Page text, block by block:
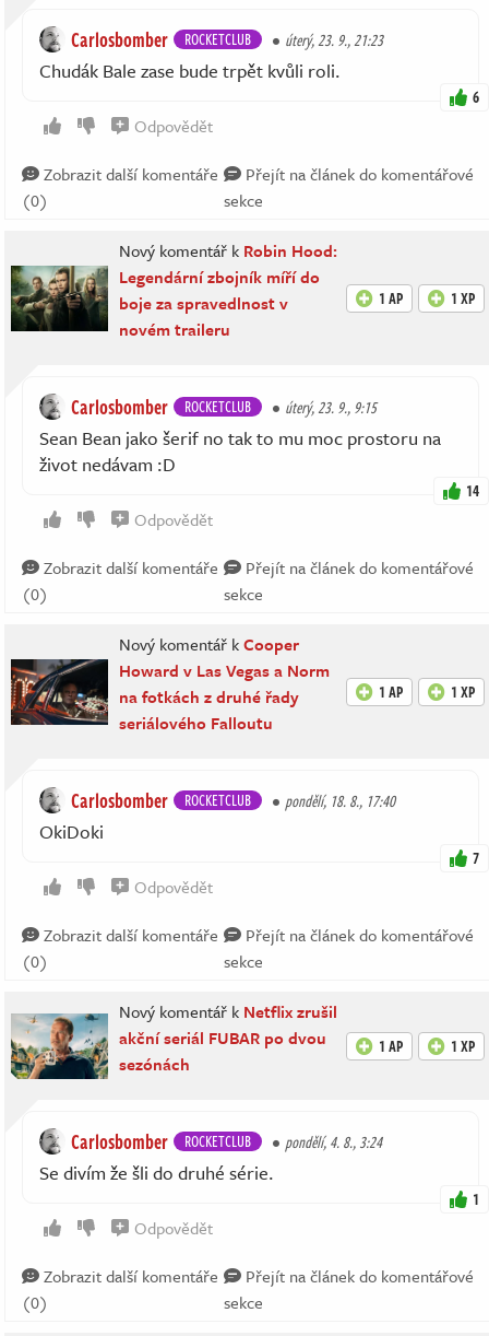
Carlosbomber ROCKETCLUB úterý, 23. 9., 21:23
Chudák Bale zase bude trpět kvůli roli.
6
Odpovědět
Zobrazit další komentáře
(0)
Přejít na článek do komentářové
sekce
Nový komentář k Robin Hood:
Legendární zbojník míří do
boje za spravedlnost v
novém traileru
1 AP 1 XP
Carlosbomber ROCKETCLUB úterý, 23. 9., 9:15
Sean Bean jako šerif no tak to mu moc prostoru na
život nedávam :D
14
Odpovědět
Zobrazit další komentáře
(0)
Přejít na článek do komentářové
sekce
Nový komentář kCooper
Howard v Las Vegas a Norm
na fotkách z druhé řady
seriálového Falloutu
1 AP 1 XP
Carlosbomber ROCKETCLUB pondělí, 18. 8., 17:40
OkiDoki
7
Odpovědět
Zobrazit další komentáře
(0)
Přejít na článek do komentářové
sekce
Nový komentář k Netflix zrušil
akční seriál FUBAR po dvou
sezónách
1 AP 1 XP
Carlosbomber ROCKETCLUB pondělí, 4. 8., 3:24
Se divím že šli do druhé série.
1
Odpovědět
Zobrazit další komentáře
(0)
Přejít na článek do komentářové
sekce